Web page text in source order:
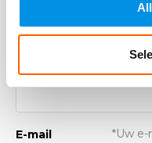
Laat een reactie
E-mail *Uw